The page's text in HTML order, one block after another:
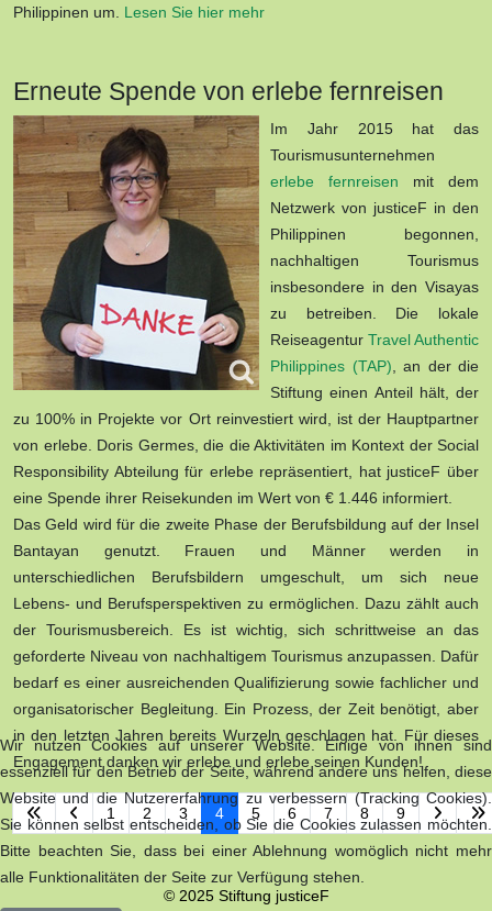
Philippinen um. Lesen Sie hier mehr
Erneute Spende von erlebe fernreisen
Im Jahr 2015 hat das
Tourismusunternehmen
erlebe fernreisen mit dem
Netzwerk von justiceF in den
Philippinen begonnen,
nachhaltigen Tourismus
insbesondere in den Visayas
zu betreiben. Die lokale
Reiseagentur Travel Authentic
Philippines (TAP) , an der die
Stiftung einen Anteil hält, der
zu 100% in Projekte vor Ort reinvestiert wird, ist der Hauptpartner
von erlebe. Doris Germes, die die Aktivitäten im Kontext der Social
Responsibility Abteilung für erlebe repräsentiert, hat justiceF über
eine Spende ihrer Reisekunden im Wert von € 1.446 informiert.
Das Geld wird für die zweite Phase der Berufsbildung auf der Insel
Bantayan genutzt. Frauen und Männer werden in
unterschiedlichen Berufsbildern umgeschult, um sich neue
Lebens- und Berufsperspektiven zu ermöglichen. Dazu zählt auch
der Tourismusbereich. Es ist wichtig, sich schrittweise an das
geforderte Niveau von nachhaltigem Tourismus anzupassen. Dafür
bedarf es einer ausreichenden Qualifizierung sowie fachlicher und
organisatorischer Begleitung. Ein Prozess, der Zeit benötigt, aber
in den letzten Jahren bereits Wurzeln geschlagen hat. Für dieses
Engagement danken wir erlebe und erlebe seinen Kunden!
1 2 3 4 5 6 7 8 9
© 2025 Stiftung justiceF
Wir nutzen Cookies auf unserer Website. Einige von ihnen sind
essenziell für den Betrieb der Seite, während andere uns helfen, diese
Website und die Nutzererfahrung zu verbessern (Tracking Cookies).
Sie können selbst entscheiden, ob Sie die Cookies zulassen möchten.
Bitte beachten Sie, dass bei einer Ablehnung womöglich nicht mehr
alle Funktionalitäten der Seite zur Verfügung stehen.